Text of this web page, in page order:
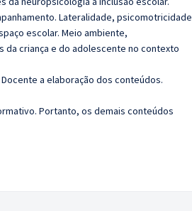
Lateralidade, psicomotricidade
escolar. Meio ambiente,
criança e do adolescente no contexto
a elaboração dos conteúdos.
Portanto, os demais conteúdos